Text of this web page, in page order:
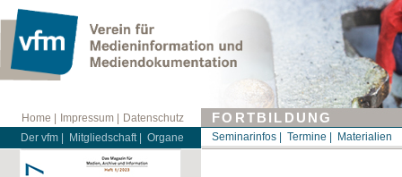
Home | Impressum |
Datenschutz
Der vfm |
Mitgliedschaft | Organe
FORTBILDUNG
Seminarinfos | Termine | Materialien